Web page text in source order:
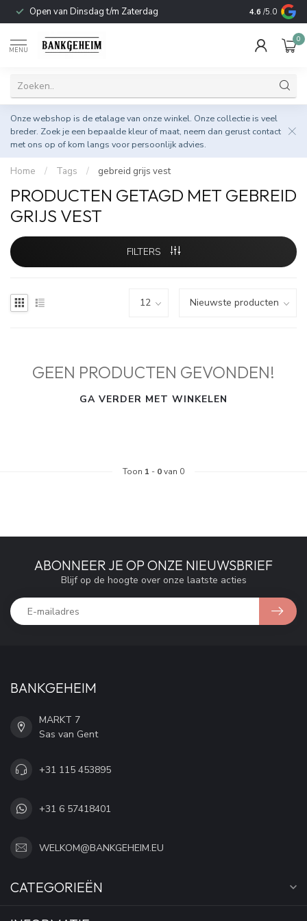
Open van Dinsdag t/m Zaterdag Duurzame &
4.6 /5.0
MENU
0
Onze webshop is de etalage van onze winkel. Onze collectie is veel
breder. Zoek je een bepaalde kleur of maat, neem dan gerust contact
met ons op of kom langs voor persoonlijk advies.
Home / Tags / gebreid grijs vest
PRODUCTEN GETAGD MET GEBREID
GRIJS VEST
FILTERS
GEEN PRODUCTEN GEVONDEN!
GA VERDER MET WINKELEN
Toon 1 - 0van 0
ABONNEER JE OP ONZE NIEUWSBRIEF
Blijf op de hoogte over onze laatste acties
BANKGEHEIM
MARKT 7
Sas van Gent
+31 115 453895
+31 6 57418401
WELKOM@BANKGEHEIM.EU
CATEGORIEËN